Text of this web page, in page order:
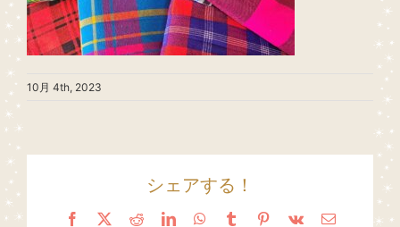
10月 4th, 2023
シェアする！
Facebook
X RedditLinkedInWhatsApp
TumblrPinterest
Vk Email